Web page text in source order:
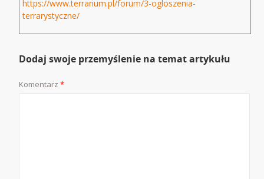
https://www.terrarium.pl/forum/3-ogloszenia-
terrarystyczne/
Dodaj swoje przemyślenie na temat artykułu
Komentarz*